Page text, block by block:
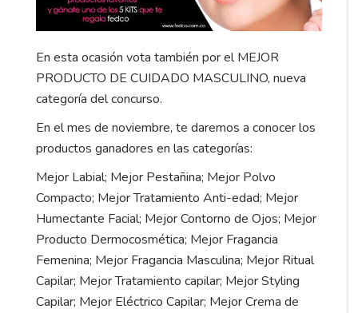
En esta ocasión vota también por el MEJOR
PRODUCTO DE CUIDADO MASCULINO, nueva
categoría del concurso.
En el mes de noviembre, te daremos a conocer los
productos ganadores en las categorías:
Mejor Labial; Mejor Pestañina; Mejor Polvo
Compacto; Mejor Tratamiento Anti-edad; Mejor
Humectante Facial; Mejor Contorno de Ojos; Mejor
Producto Dermocosmética; Mejor Fragancia
Femenina; Mejor Fragancia Masculina; Mejor Ritual
Capilar; Mejor Tratamiento capilar; Mejor Styling
Capilar; Mejor Eléctrico Capilar; Mejor Crema de